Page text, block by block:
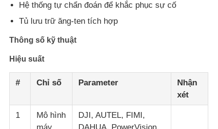
Hệ thống tự chẩn đoán để khắc phục sự cố
Tủ lưu trữ ăng-ten tích hợp
Thông số kỹ thuật
Hiệu suất
# Chỉ số Parameter
Nhận
xét
1
Mô hình
DJI, AUTEL, FIMI,